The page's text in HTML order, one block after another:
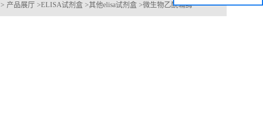
> 产品展厅 >ELISA试剂盒 >其他elisa试剂盒 >微生物乙酰辅酶